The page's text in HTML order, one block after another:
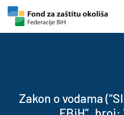
Skip to content
Skip to footer
Zakon o vodama